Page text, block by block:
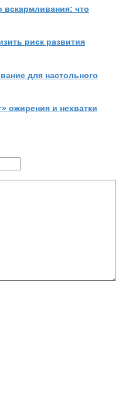
вскармливания: что
риск развития
для настольного
ожирения и нехватки